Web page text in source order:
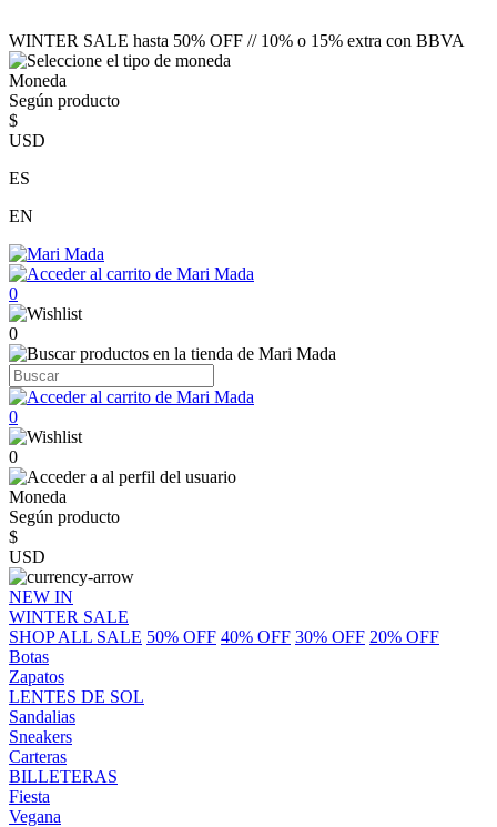
WINTER SALE hasta 50% OFF // 10% o 15% extra con BBVA
Moneda
Según producto
$
USD
ES
EN
0
0
0
0
Moneda
Según producto
$
USD
NEW IN
WINTER SALE
SHOP ALL SALE 50% OFF 40% OFF 30% OFF 20% OFF
Botas
Zapatos
LENTES DE SOL
Sandalias
Sneakers
Carteras
BILLETERAS
Fiesta
Vegana